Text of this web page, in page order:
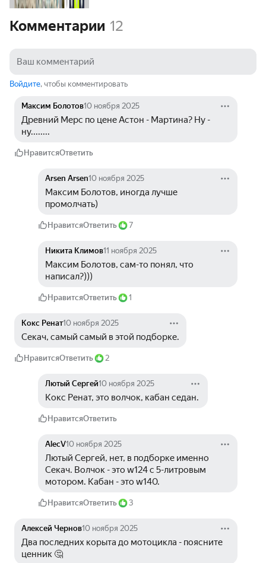
Комментарии 12
Войдите, чтобы комментировать
Максим Болотов10 ноября 2025
Древний Мерс по цене Астон - Мартина? Ну -
ну........
НравитсяОтветить
Arsen Arsen10 ноября 2025
Максим Болотов, иногда лучше
промолчать)
НравитсяОтветить 7
Никита Климов11 ноября 2025
Максим Болотов, сам-то понял, что
написал?)))
НравитсяОтветить 1
Кокс Ренат10 ноября 2025
Секач, самый самый в этой подборке.
НравитсяОтветить 2
Лютый Сергей10 ноября 2025
Кокс Ренат, это волчок, кабан седан.
НравитсяОтветить
AlecV10 ноября 2025
Лютый Сергей, нет, в подборке именно
Секач. Волчок - это w124 с 5-литровым
мотором. Кабан - это w140.
НравитсяОтветить 3
Алексей Чернов10 ноября 2025
Два последних корыта до мотоцикла - поясните
ценник 🤔